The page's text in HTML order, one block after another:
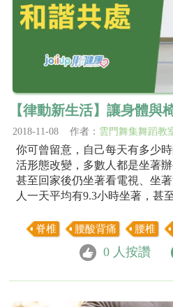
【律動新生活】讓身體與
2018-11-08 作者： 雲門舞集舞蹈教
你可曾留意，自己每天有多少
活形態改變，多數人都是坐著
甚至回家後仍坐著看電視、坐
人一天平均有9.3小時坐著，甚
脊椎 腰酸背痛 腰椎
0 人按讚